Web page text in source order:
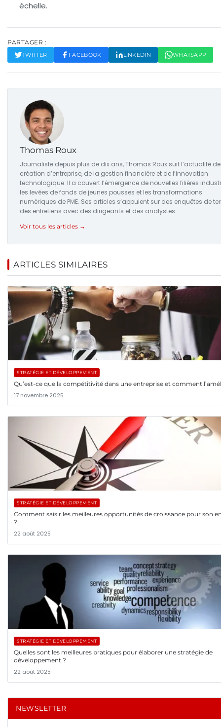
échelle.
PARTAGER :
TWITTER FACEBOOK LINKEDIN WHATSAPP
Thomas Roux
Journaliste depuis plus de dix ans, Thomas Roux suit l’actualité
création d’entreprise, de la gestion financière et de l’innovation
technologique. Il a couvert l’émergence de nouvelles filières
les levées de fonds de jeunes pousses et les transformations
numériques de PME. Ses articles s’appuient sur des enquêtes de
des entretiens avec des dirigeants et des analystes.
Voir tous les articles →
ARTICLES SIMILAIRES
STRATÉGIE ET DÉVELOPPEMENT
Qu’est-ce que la compétitivité dans une entreprise et comment
17 novembre 2025
STRATÉGIE ET DÉVELOPPEMENT
Comment saisir les meilleures opportunités de croissance pour son
?
22 août 2025
STRATÉGIE ET DÉVELOPPEMENT
Quelles sont les meilleures pratiques pour élaborer une stratégie de
développement ?
22 août 2025
NEWSLETTER